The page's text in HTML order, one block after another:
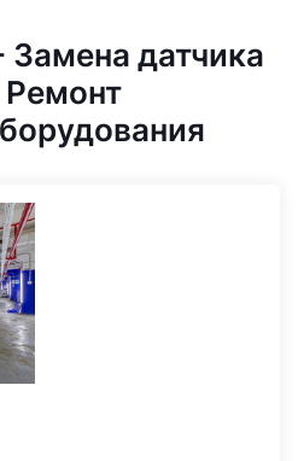
Замена датчика
Ремонт